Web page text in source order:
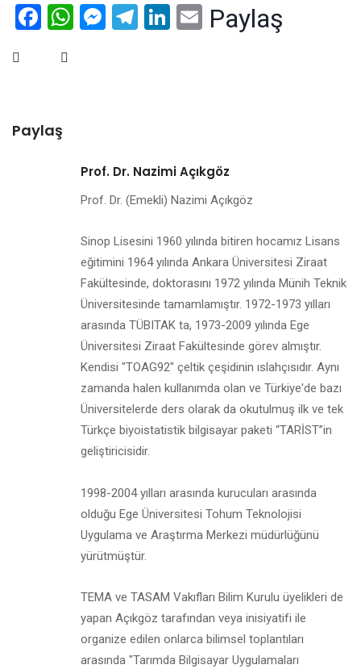
Facebook
WhatsApp
Messenger
Telegram
LinkedIn
Email
Paylaş
Paylaş
Prof. Dr. Nazimi Açıkgöz
Prof. Dr. (Emekli) Nazimi Açıkgöz
Sinop Lisesini 1960 yılında bitiren hocamız Lisans
eğitimini 1964 yılında Ankara Üniversitesi Ziraat
Fakültesinde, doktorasını 1972 yılında Münih Teknik
Üniversitesinde tamamlamıştır. 1972-1973 yılları
arasında TÜBITAK ta, 1973-2009 yılında Ege
Üniversitesi Ziraat Fakültesinde görev almıştır.
Kendisi "TOAG92" çeltik çeşidinin ıslahçısıdır. Aynı
zamanda halen kullanımda olan ve Türkiye'de bazı
Üniversitelerde ders olarak da okutulmuş ilk ve tek
Türkçe biyoistatistik bilgisayar paketi “TARİST”in
geliştiricisidir.
1998-2004 yılları arasında kurucuları arasında
olduğu Ege Üniversitesi Tohum Teknolojisi
Uygulama ve Araştırma Merkezi müdürlüğünü
yürütmüştür.
TEMA ve TASAM Vakıfları Bilim Kurulu üyelikleri de
yapan Açıkgöz tarafından veya inisiyatifi ile
organize edilen onlarca bilimsel toplantıları
arasında "Tarımda Bilgisayar Uygulamaları